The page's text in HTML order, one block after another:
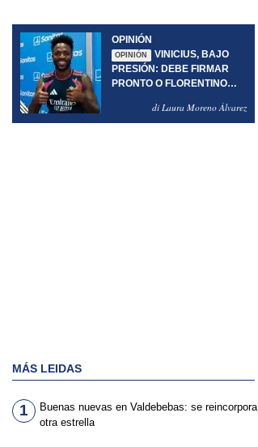
OPINIÓN
OPINIÓN
VINICIUS, BAJO
PRESIÓN: DEBE FIRMAR
PRONTO O FLORENTINO
di Laura Moreno Álvarez
MÁS LEIDAS
1
Buenas nuevas en Valdebebas: se reincorpora
otra estrella